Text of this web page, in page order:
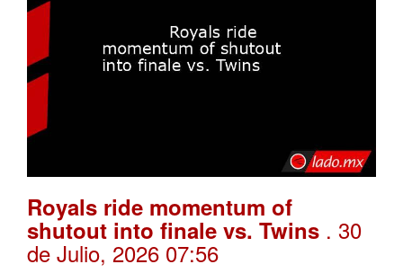
Royals ride momentum of
shutout into finale vs. Twins . 30
de Julio, 2026 07:56